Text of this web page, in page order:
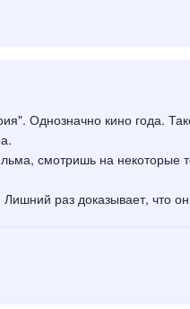
Однозначно кино года.
смотришь на
Лишний раз доказывает, что